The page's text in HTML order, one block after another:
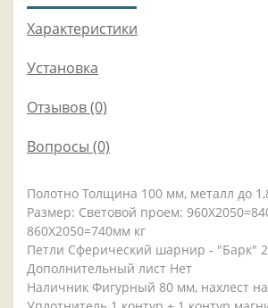
Характеристики
Установка
Отзывов (0)
Вопросы (0)
Полотно Толщина 100 мм, металл до
Размер: Световой проем:
860Х2050=740мм кг
Петли Сферический шарнир - "Барк"
Дополнительный лист Нет
Наличник Фигурный 80 мм, нахлест